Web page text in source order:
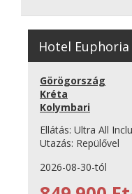
Hotel
Görögország
Kréta
Kolymbari
Ellátás: Ultra All
Utazás: Repülővel
2026-08-30-tól